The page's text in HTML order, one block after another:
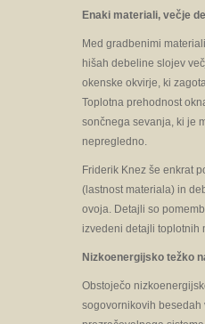
Enaki materiali, večje
Med gradbenimi
hišah debeline slojev
okenske okvirje, ki
Toplotna prehodnost
sončnega sevanja, ki je
nepregledno.
Friderik Knez še enkrat
(lastnost materiala) in
ovoja. Detajli so
izvedeni detajli toplotnih
Nizkoenergijsko težko
Obstoječo
sogovornikovih